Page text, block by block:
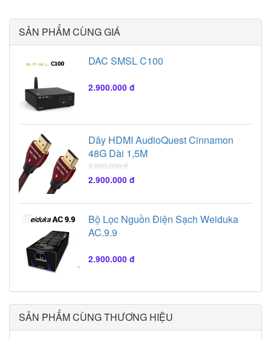
SẢN PHẨM CÙNG GIÁ
DAC SMSL C100
2.900.000 đ
Dây HDMI AudioQuest Cinnamon
48G Dài 1,5M
3.600.000 đ
2.900.000 đ
Bộ Lọc Nguồn Điện Sạch Weiduka
AC.9.9
2.900.000 đ
SẢN PHẨM CÙNG THƯƠNG HIỆU